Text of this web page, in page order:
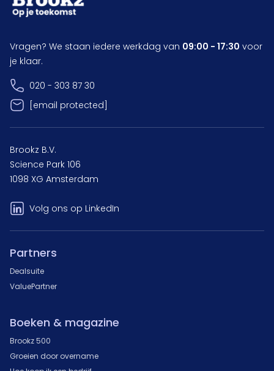
Vragen? We staan iedere werkdag van 09:00 - 17:30 voor
je klaar.
020 - 303 87 30
[email protected]
Brookz B.V.
Science Park 106
1098 XG Amsterdam
Volg ons op LinkedIn
Partners
Dealsuite
ValuePartner
Boeken & magazine
Brookz 500
Groeien door overname